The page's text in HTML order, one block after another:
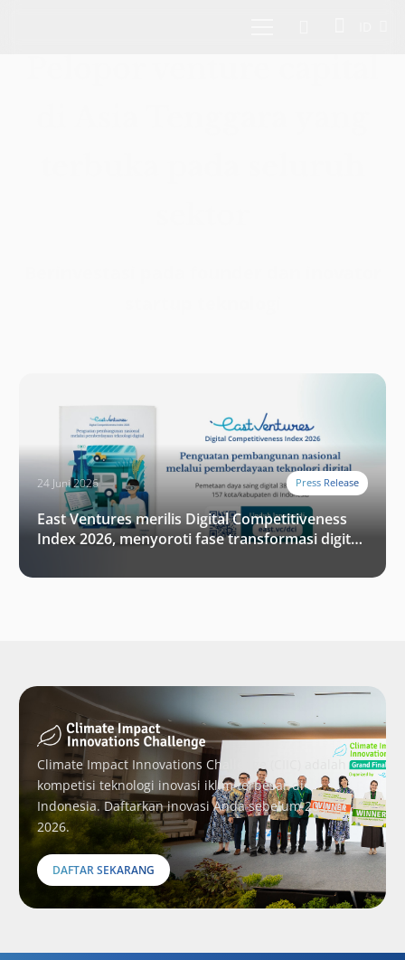
24 Juni 2026 Press Release
East Ventures merilis Digital Competitiveness
Index 2026, menyoroti fase transformasi digital
Climate Impact Innovations Challenge (CIIC) adalah
kompetisi teknologi inovasi iklim terbesar di
Indonesia. Daftarkan inovasi Anda sebelum 20 Juni
2026.
DAFTAR SEKARANG